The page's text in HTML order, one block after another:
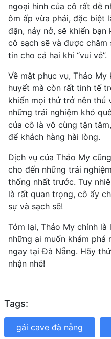
ngoại hình của cô rất dễ
ôm ấp vừa phải, đặc biệt
đặn, nảy nở, sẽ khiến
cô sạch sẽ và được
tin cho cả hai khi “vui vẻ”.
Về mặt phục vụ, Thảo
huyết mà còn rất tinh tế
khiến mọi thứ trở nên thú
những trải nghiệm khó
của cô là vô cùng tận
để khách hàng hài lòng.
Dịch vụ của Thảo My
cho đến những trải
thống nhất trước. Tuy
là rất quan trọng, cô ấy
sự và sạch sẽ!
Tóm lại, Thảo My chính
những ai muốn khám
ngay tại Đà Nẵng. Hãy
nhận nhé!
Tags:
gái cave đà nẵng